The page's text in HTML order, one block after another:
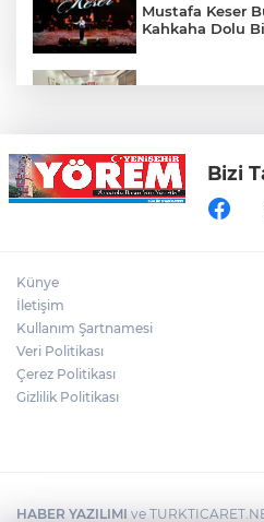
Mustafa Keser
Kahkaha Dolu
YTSO’dan
Otomobilciler
Bizi
Künye
İletişim
Kullanım Şartnamesi
Veri Politikası
Çerez Politikası
Gizlilik Politikası
HABER YAZILIMI ve